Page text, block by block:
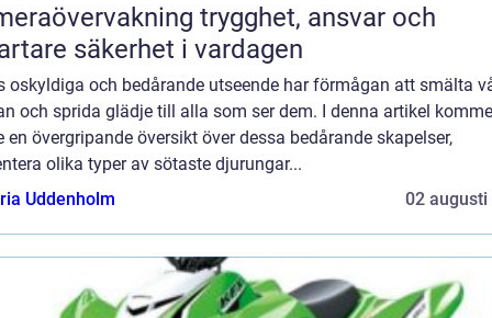
trygghet, ansvar och
säkerhet i vardagen
oskyldiga och bedårande utseende har förmågan att smälta
och sprida glädje till alla som ser dem. I denna artikel
en övergripande översikt över dessa bedårande skapelser,
olika typer av sötaste djurungar...
Uddenholm
02 augusti